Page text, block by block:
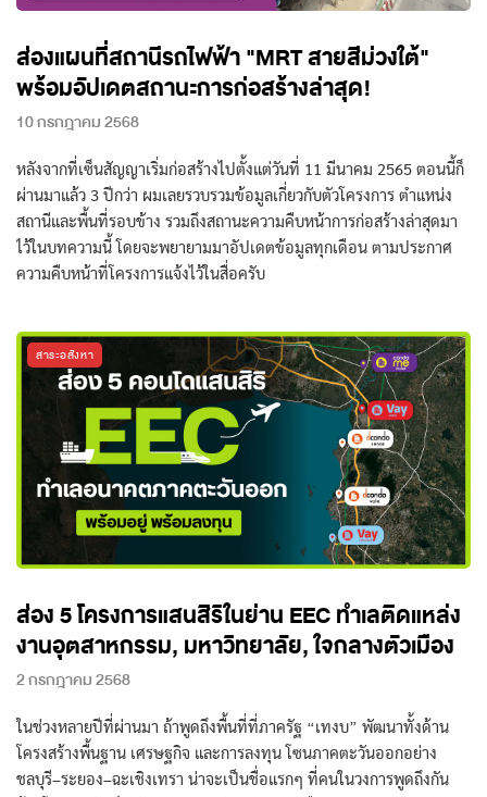
ส่องแผนที่สถานีรถไฟฟ้า "MRT สายสีม่วงใต้"
พร้อมอัปเดตสถานะการก่อสร้างล่าสุด!
10 กรกฎาคม 2568
หลังจากที่เซ็นสัญญาเริ่มก่อสร้างไปตั้งแต่วันที่ 11 มีนาคม 2565 ตอนนี้ก็
ผ่านมาแล้ว 3 ปีกว่า ผมเลยรวบรวมข้อมูลเกี่ยวกับตัวโครงการ ตำแหน่ง
สถานีและพื้นที่รอบข้าง รวมถึงสถานะความคืบหน้าการก่อสร้างล่าสุดมา
ไว้ในบทความนี้ โดยจะพยายามมาอัปเดตข้อมูลทุกเดือน ตามประกาศ
ความคืบหน้าที่โครงการแจ้งไว้ในสื่อครับ
สาระอสังหา
ส่อง 5 โครงการแสนสิริในย่าน EEC ทำเลติดแหล่ง
งานอุตสาหกรรม, มหาวิทยาลัย, ใจกลางตัวเมือง
2 กรกฎาคม 2568
ในช่วงหลายปีที่ผ่านมา ถ้าพูดถึงพื้นที่ที่ภาครัฐ “เทงบ” พัฒนาทั้งด้าน
โครงสร้างพื้นฐาน เศรษฐกิจ และการลงทุน โซนภาคตะวันออกอย่าง
ชลบุรี–ระยอง–ฉะเชิงเทรา น่าจะเป็นชื่อแรกๆ ที่คนในวงการพูดถึงกัน